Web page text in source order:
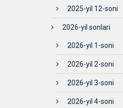
2025-yil 12-soni
2026-yil sonlari
2026-yil 1-soni
2026-yil 2-soni
2026-yil 3-soni
2026-yil 4-soni